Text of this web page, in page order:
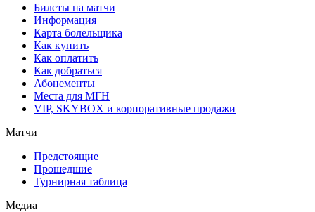
Билеты на матчи
Информация
Карта болельщика
Как купить
Как оплатить
Как добраться
Абонементы
Места для МГН
VIP, SKYBOX и корпоративные продажи
Матчи
Предстоящие
Прошедшие
Турнирная таблица
Медиа